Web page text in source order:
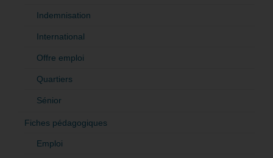
Indemnisation
International
Offre emploi
Quartiers
Sénior
Fiches pédagogiques
Emploi